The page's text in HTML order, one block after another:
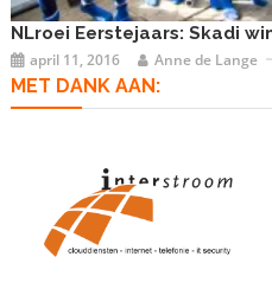
NLroei Eerstejaars: Skadi
april 11, 2016 Anne de Lange
MET DANK AAN: